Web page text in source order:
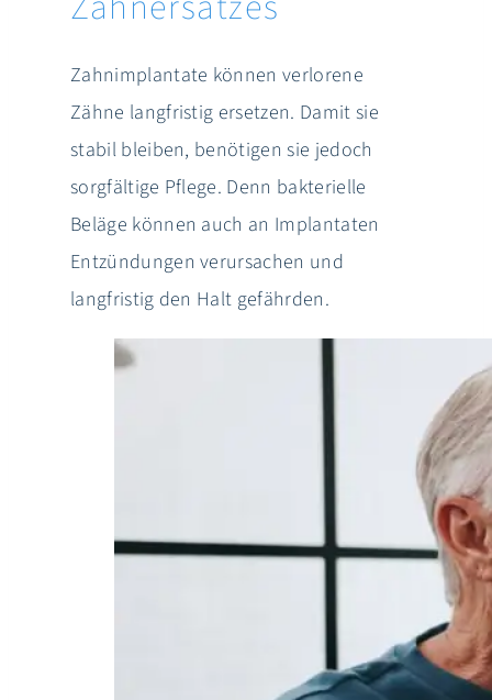
Zahnimplantate können verlorene
Zähne langfristig ersetzen. Damit sie
stabil bleiben, benötigen sie jedoch
sorgfältige Pflege. Denn bakterielle
Beläge können auch an Implantaten
Entzündungen verursachen und
langfristig den Halt gefährden.